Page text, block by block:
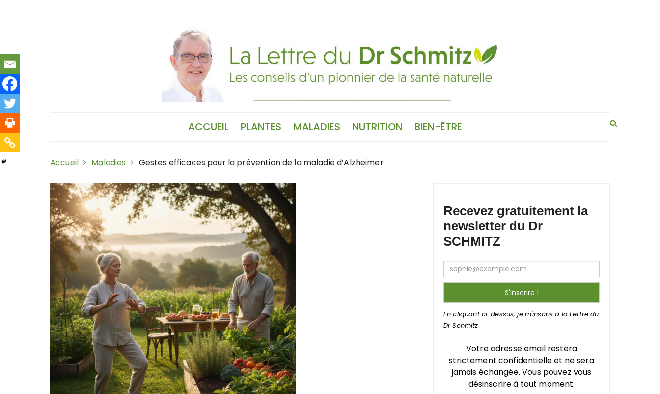
ACCUEIL PLANTES MALADIES NUTRITION BIEN-ÊTRE
Accueil Maladies Gestes efficaces pour la prévention de la maladie d’Alzheimer
Recevez gratuitement la
newsletter du Dr
SCHMITZ
En cliquant ci-dessus, je m'inscris à la Lettre du
Dr Schmitz
Votre adresse email restera
strictement confidentielle et ne sera
jamais échangée. Vous pouvez vous
désinscrire à tout moment.